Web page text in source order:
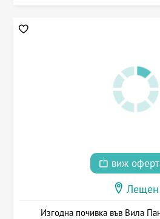
виж
Лещен
Изгодна почивка във Вила